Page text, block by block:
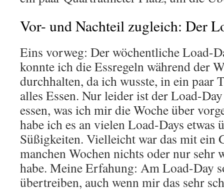
Vor- und Nachteil zugleich: Der
Eins vorweg: Der wöchentliche Load-
konnte ich die Essregeln während der
durchhalten, da ich wusste, in ein paar
alles Essen. Nur leider ist der Load-
essen, was ich mir die Woche über
habe ich es an vielen Load-Days etwas
Süßigkeiten. Vielleicht war das mit ein
manchen Wochen nichts oder nur sehr
habe. Meine Erfahung: Am Load-Day
übertreiben, auch wenn mir das sehr